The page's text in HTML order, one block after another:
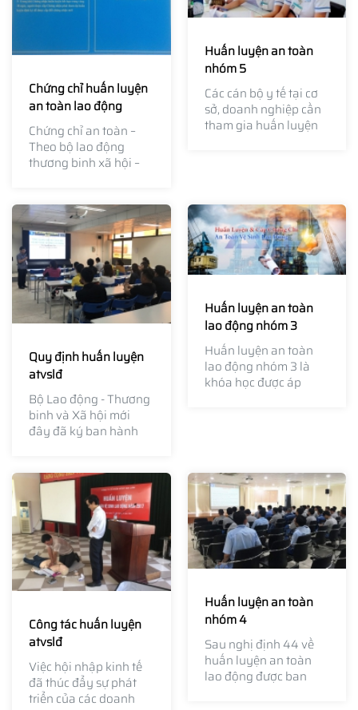
Chứng chỉ huấn luyện
an toàn lao động
Chứng chỉ an toàn –
Theo bộ lao động
thương binh xã hội –
động...
Huấn luyện an toàn
nhóm 5
Các cán bộ y tế tại cơ
sở, doanh nghiệp cần
tham gia huấn luyện
dành cho người làm
công tác y tế.
Quy định huấn luyện
atvslđ
Bộ Lao động - Thương
binh và Xã hội mới
đây đã ký ban hành
tiết hoạt động huấn
luyện an toàn, vệ sinh
lao động.
Huấn luyện an toàn
lao động nhóm 3
Huấn luyện an toàn
lao động nhóm 3 là
khóa học được áp
Công tác huấn luyện
atvslđ
Việc hội nhập kinh tế
đã thúc đẩy sự phát
triển của các doanh
Huấn luyện an toàn
nhóm 4
Sau nghị định 44 về
huấn luyện an toàn
lao động được ban